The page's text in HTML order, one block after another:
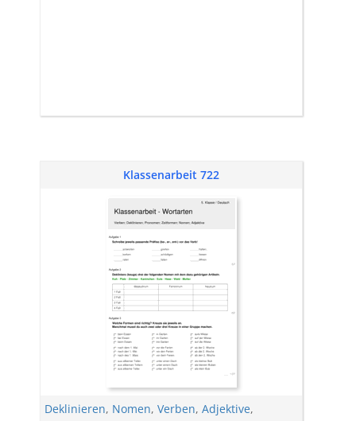
Klassenarbeit 722
Deklinieren, Nomen, Verben, Adjektive,